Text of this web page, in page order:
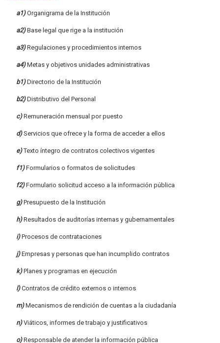
a1) Organigrama de la Institución
a2) Base legal que rige a la institución
a3)Regulaciones y procedimientos internos
a4)Metas y objetivos unidades administrativas
b1)Directorio de la Institución
b2)Distributivo del Personal
c)Remuneración mensual por puesto
d)Servicios que ofrece y la forma de acceder a ellos
e)Texto íntegro de contratos colectivos vigentes
f1)Formularios o formatos de solicitudes
f2)Formulario solicitud acceso a la información pública
g) Presupuesto de la Institución
h)Resultados de auditorías internas y gubernamentales
i) Procesos de contrataciones
j) Empresas y personas que han incumplido contratos
k) Planes y programas en ejecución
l) Contratos de crédito externos o internos
m)Mecanismos de rendición de cuentas a la ciudadanía
n)Viáticos, informes de trabajo y justificativos
o)Responsable de atender la información pública